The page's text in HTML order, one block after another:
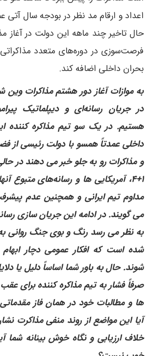
اعداد و ارقام مد نظر در بودجه سال آتی
حال تاخیر چند ماهه این دولت در آغاز
فرصت‌سوزی در دوره‌های متعدد
بحران داخلی اضافه کند.
به موازات آغاز دور هشتم مذاکرات
در جریان رسانه‌ای و دیپلماتیک
هستیم. در یک سو تیم مذاکره کننده
داخلی عمدتاً همسو با دولت رئیسی از
و مذاکرات رو به جلو خبر می دهند در
۱+۴، آمریکایی ها و رسانه‌های متبوع
مداوم تیم ایرانی و همچنین عدم
می گویند. در ادامه این جریان سازی
به نظر می رسد رنگ و بوی جنگ روانی
شده است که افکار عمومی دچار ابهام
شوند. حال به باور شما اساساً دلیل یا
صرفاً فشار به تیم مذاکره کننده برای
ها و مطالبات خود در همان فاز
آیا این مواضع از روند منفی مذاکرت
خلاف ارزیابی و نگاه خوش بینانه شما